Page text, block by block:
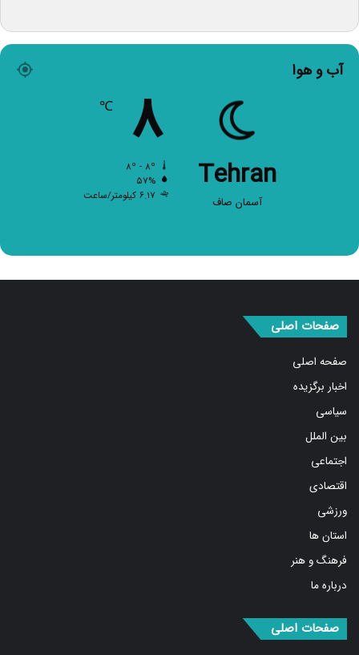
آب و هوا
Tehran
آسمان صاف
۸
۵۷%
۶.۱۷ کیلومتر/ساعت
صفحه اصلی
اخبار برگزیده
سیاسی
بین الملل
اجتماعی
اقتصادی
ورزشی
استان ها
فرهنگ و هنر
درباره ما
مهمترین اخبار